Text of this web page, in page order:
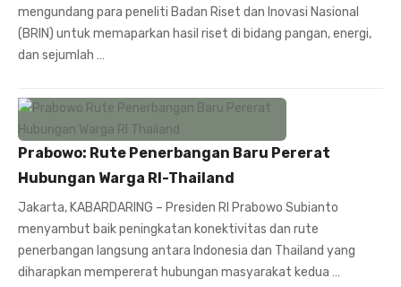
mengundang para peneliti Badan Riset dan Inovasi Nasional
(BRIN) untuk memaparkan hasil riset di bidang pangan, energi,
dan sejumlah …
Prabowo: Rute Penerbangan Baru Pererat
Hubungan Warga RI-Thailand
Jakarta, KABARDARING – Presiden RI Prabowo Subianto
menyambut baik peningkatan konektivitas dan rute
penerbangan langsung antara Indonesia dan Thailand yang
diharapkan mempererat hubungan masyarakat kedua …